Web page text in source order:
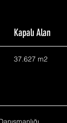
Kapalı Alan
37.627 m2